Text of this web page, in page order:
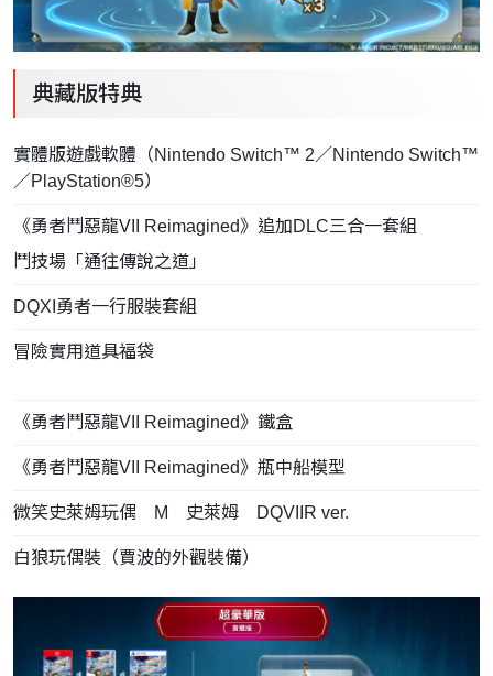
典藏版特典
實體版遊戲軟體（Nintendo Switch™ 2／Nintendo Switch™
／PlayStation®5）
《勇者鬥惡龍VII Reimagined》追加DLC三合一套組
鬥技場「通往傳說之道」
DQXI勇者一行服裝套組
冒險實用道具福袋
《勇者鬥惡龍VII Reimagined》鐵盒
《勇者鬥惡龍VII Reimagined》瓶中船模型
微笑史萊姆玩偶 M 史萊姆 DQVIIR ver.
白狼玩偶裝（賈波的外觀裝備）